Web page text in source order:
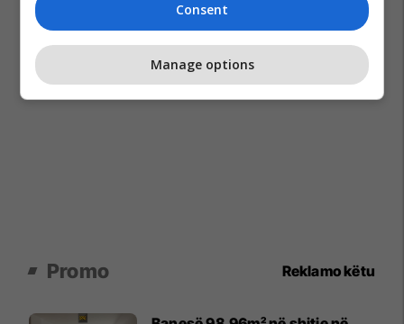
Promo Reklamo këtu
Consent
Manage options